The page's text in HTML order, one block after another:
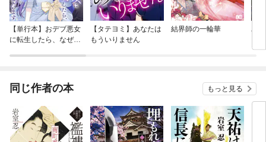
【単行本】おデブ悪女
に転生したら、なぜか
【タテヨミ】あなたは
もういりません
結界師の一輪華
バ
今
同じ作者の本 もっと見る